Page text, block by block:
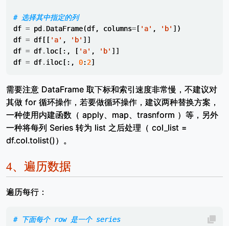
# 选择其中指定的列
df = pd .DataFrame(df, columns= [ 'a' , 'b' ])
df = df [[ 'a' , 'b' ]]
df = df. loc [:, [ 'a' , 'b' ]]
df = df. iloc [:, 0:2]
需要注意 DataFrame 取下标和索引速度非常慢，不建议对
其做 for 循环操作，若要做循环操作，建议两种替换方案，
一种使用内建函数（ apply、map、trasnform ）等，另外
一种将每列 Series 转为 list 之后处理（ col_list =
df.col.tolist()）。
4、 遍历数据
遍历每行：
# 下面每个 row 是一个 series